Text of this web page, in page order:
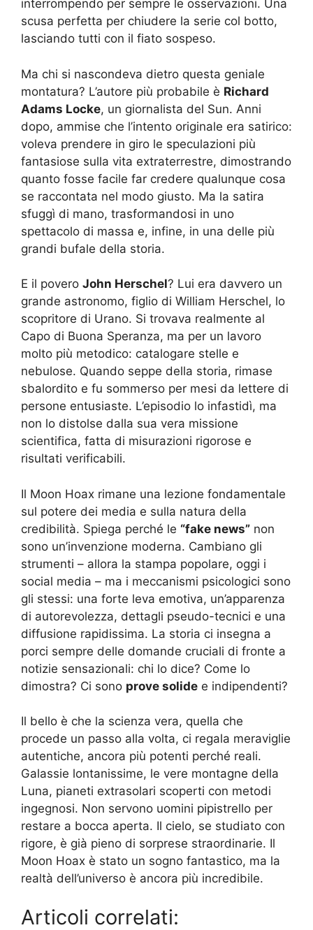
interrompendo per sempre le osservazioni. Una
scusa perfetta per chiudere la serie col botto,
lasciando tutti con il fiato sospeso.
Ma chi si nascondeva dietro questa geniale
montatura? L’autore più probabile è Richard
Adams Locke, un giornalista del Sun. Anni
dopo, ammise che l’intento originale era satirico:
voleva prendere in giro le speculazioni più
fantasiose sulla vita extraterrestre, dimostrando
quanto fosse facile far credere qualunque cosa
se raccontata nel modo giusto. Ma la satira
sfuggì di mano, trasformandosi in uno
spettacolo di massa e, infine, in una delle più
grandi bufale della storia.
E il povero John Herschel? Lui era davvero un
grande astronomo, figlio di William Herschel, lo
scopritore di Urano. Si trovava realmente al
Capo di Buona Speranza, ma per un lavoro
molto più metodico: catalogare stelle e
nebulose. Quando seppe della storia, rimase
sbalordito e fu sommerso per mesi da lettere di
persone entusiaste. L’episodio lo infastidì, ma
non lo distolse dalla sua vera missione
scientifica, fatta di misurazioni rigorose e
risultati verificabili.
Il Moon Hoax rimane una lezione fondamentale
sul potere dei media e sulla natura della
credibilità. Spiega perché le “fake news” non
sono un’invenzione moderna. Cambiano gli
strumenti – allora la stampa popolare, oggi i
social media – ma i meccanismi psicologici sono
gli stessi: una forte leva emotiva, un’apparenza
di autorevolezza, dettagli pseudo-tecnici e una
diffusione rapidissima. La storia ci insegna a
porci sempre delle domande cruciali di fronte a
notizie sensazionali: chi lo dice? Come lo
dimostra? Ci sono prove solide e indipendenti?
Il bello è che la scienza vera, quella che
procede un passo alla volta, ci regala meraviglie
autentiche, ancora più potenti perché reali.
Galassie lontanissime, le vere montagne della
Luna, pianeti extrasolari scoperti con metodi
ingegnosi. Non servono uomini pipistrello per
restare a bocca aperta. Il cielo, se studiato con
rigore, è già pieno di sorprese straordinarie. Il
Moon Hoax è stato un sogno fantastico, ma la
realtà dell’universo è ancora più incredibile.
Articoli correlati: